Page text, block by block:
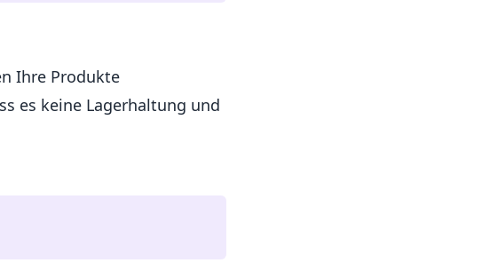
Ihre Produkte
es keine Lagerhaltung und